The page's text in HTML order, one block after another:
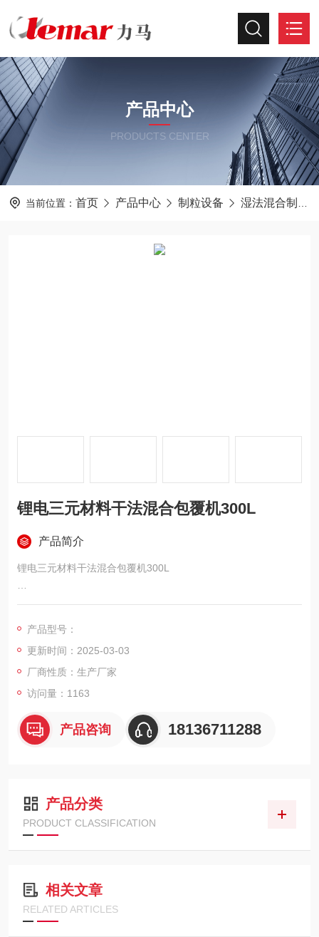
产品中心
PRODUCTS CENTER
当前位置： 首页 产品中心 制粒设备 湿法混合制粒机
锂电三元材料干法混合包覆机300L
产品简介
锂电三元材料干法混合包覆机300L
特点
锅盖采用双道密封。
可备有加热或冷却的工作方式。
浆叶通过动、静平衡试验精制而成，且根据不同物料特性可选不
产品型号：
更新时间：2025-03-03
厂商性质：生产厂家
访问量：1163
产品咨询 18136711288
产品分类
PRODUCT CLASSIFICATION
相关文章
RELATED ARTICLES